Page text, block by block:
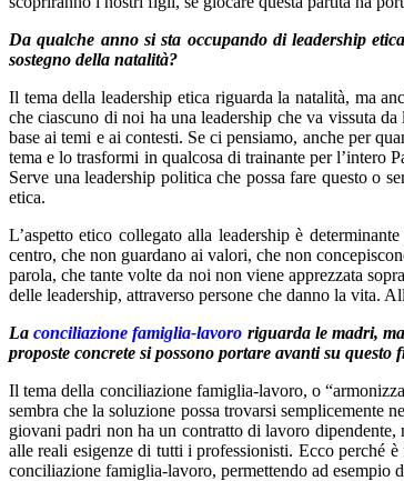
Da qualche anno si sta occupando di leadership
sostegno della natalità?
Il tema della leadership etica riguarda la natalità, ma
che ciascuno di noi ha una leadership che va vissuta
base ai temi e ai contesti. Se ci pensiamo, anche per
tema e lo trasformi in qualcosa di trainante per l’intero
Serve una leadership politica che possa fare questo o
etica.
L’aspetto etico collegato alla leadership è
centro, che non guardano ai valori, che non
parola, che tante volte da noi non viene apprezzata
delle leadership, attraverso persone che danno la vita.
Laconciliazione famiglia-lavoro riguarda le madri,
proposte concrete si possono portare avanti su questo
Il tema della conciliazione famiglia-lavoro, o
sembra che la soluzione possa trovarsi semplicemente
giovani padri non ha un contratto di lavoro dipendente,
alle reali esigenze di tutti i professionisti. Ecco perché
conciliazione famiglia-lavoro, permettendo ad